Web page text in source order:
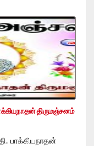
திருமஞ்சனம்
பாக்கியநாதன்